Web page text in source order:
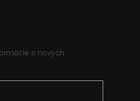
o nových